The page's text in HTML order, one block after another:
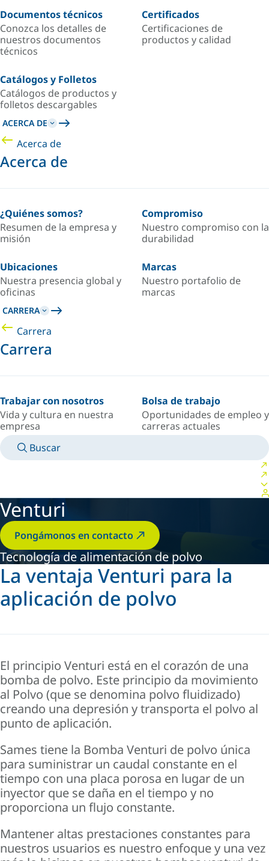
Documentos técnicos
Conozca los detalles de
nuestros documentos
técnicos
Certificados
Certificaciones de
productos y calidad
Catálogos y Folletos
Catálogos de productos y
folletos descargables
ACERCA DE
Acerca de
Acerca de
¿Quiénes somos?
Resumen de la empresa y
misión
Compromiso
Nuestro compromiso con la
durabilidad
Ubicaciones
Nuestra presencia global y
oficinas
Marcas
Nuestro portafolio de
marcas
CARRERA
Carrera
Carrera
Trabajar con nosotros
Vida y cultura en nuestra
empresa
Bolsa de trabajo
Oportunidades de empleo y
carreras actuales
Buscar
Venturi
Pongámonos en contacto
Tecnología de alimentación de polvo
La ventaja Venturi para la
aplicación de polvo
El principio Venturi está en el corazón de una
bomba de polvo. Este principio da movimiento
al Polvo (que se denomina polvo fluidizado)
creando una depresión y transporta el polvo al
punto de aplicación.
Sames tiene la Bomba Venturi de polvo única
para suministrar un caudal constante en el
tiempo con una placa porosa en lugar de un
inyector que se daña en el tiempo y no
proporciona un flujo constante.
Mantener altas prestaciones constantes para
nuestros usuarios es nuestro enfoque y una vez